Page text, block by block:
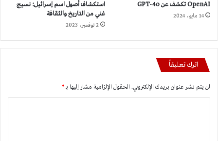
OpenAI تكشف عن GPT-4o
14 مايو، 2024
استكشاف أصول اسم إسرائيل: نسيج
غني من التاريخ والثقافة
2 نوفمبر، 2023
اترك تعليقاً
لن يتم نشر عنوان بريدك الإلكتروني. الحقول الإلزامية مشار إليها بـ*